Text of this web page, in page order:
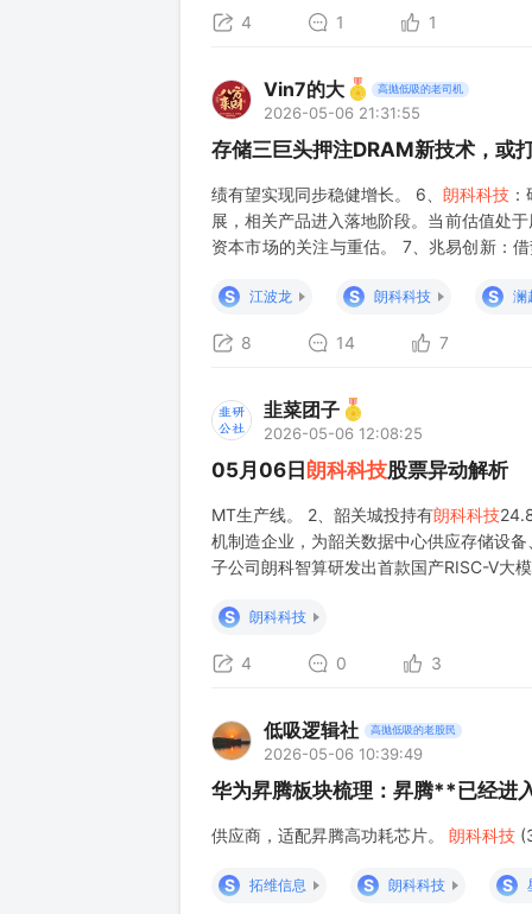
4 1 1
Vin7的大 高抛低吸的老司机
2026-05-06 21:31:55
存储三巨头押注DRAM新技术，或
绩有望实现同步稳健增长。 6、 朗科科技
展，相关产品进入落地阶段。当前估值处
资本市场的关注与重估。 7、兆易创新：
S
江波龙 S 朗科科技 S 澜
8 14 7
韭菜团子
2026-05-06 12:08:25
05月06日 朗科科技股票异动解析
MT生产线。 2、韶关城投持有朗科科技
机制造企业，为韶关数据中心供应存储设
子公司朗科智算研发出首款国产RISC-V大
S 朗科科技
4 0 3
低吸逻辑社 高抛低吸的老股民
2026-05-06 10:39:49
华为昇腾板块梳理：昇腾**已经进
供应商，适配昇腾高功耗芯片。 朗科科技
S 拓维信息 S 朗科科技 S